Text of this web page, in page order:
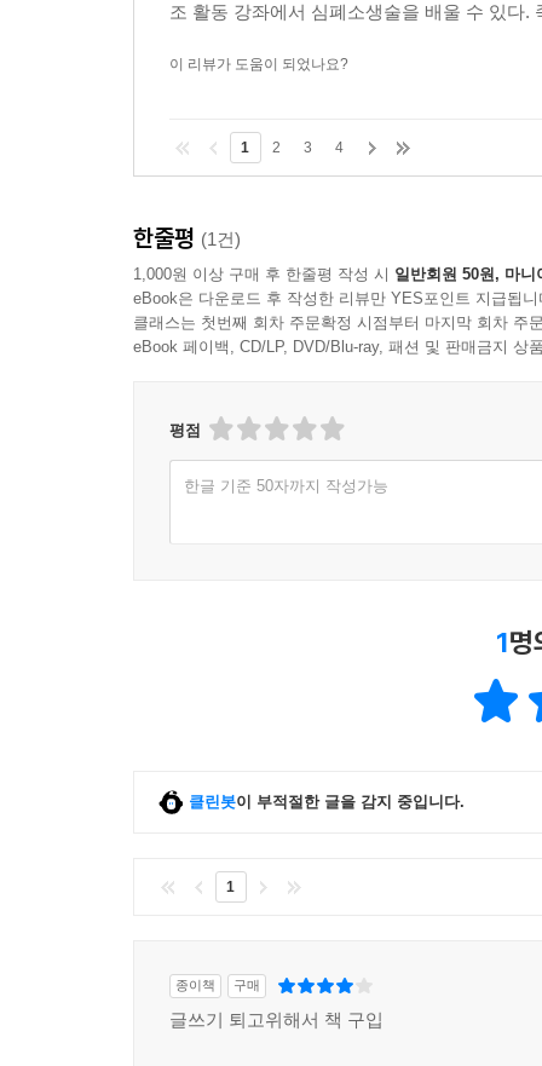
조 활동 강좌에서 심폐소생술을 배울 수 있다
이 리뷰가 도움이 되었나요?
1 2 3 4
한줄평 (1건)
1,000원 이상 구매 후 한줄평 작성 시 일반회원 50원, 마니
eBook은 다운로드 후 작성한 리뷰만 YES포인트 지급됩니
클래스는 첫번째 회차 주문확정 시점부터 마지막 회차 주
eBook 페이백, CD/LP, DVD/Blu-ray, 패션 및 판매금지 상
평점
한글 기준 50자까지 작성가능
1명
클린봇이 부적절한 글을 감지 중입니다.
1
종이책 구매
글쓰기 퇴고위해서 책 구입